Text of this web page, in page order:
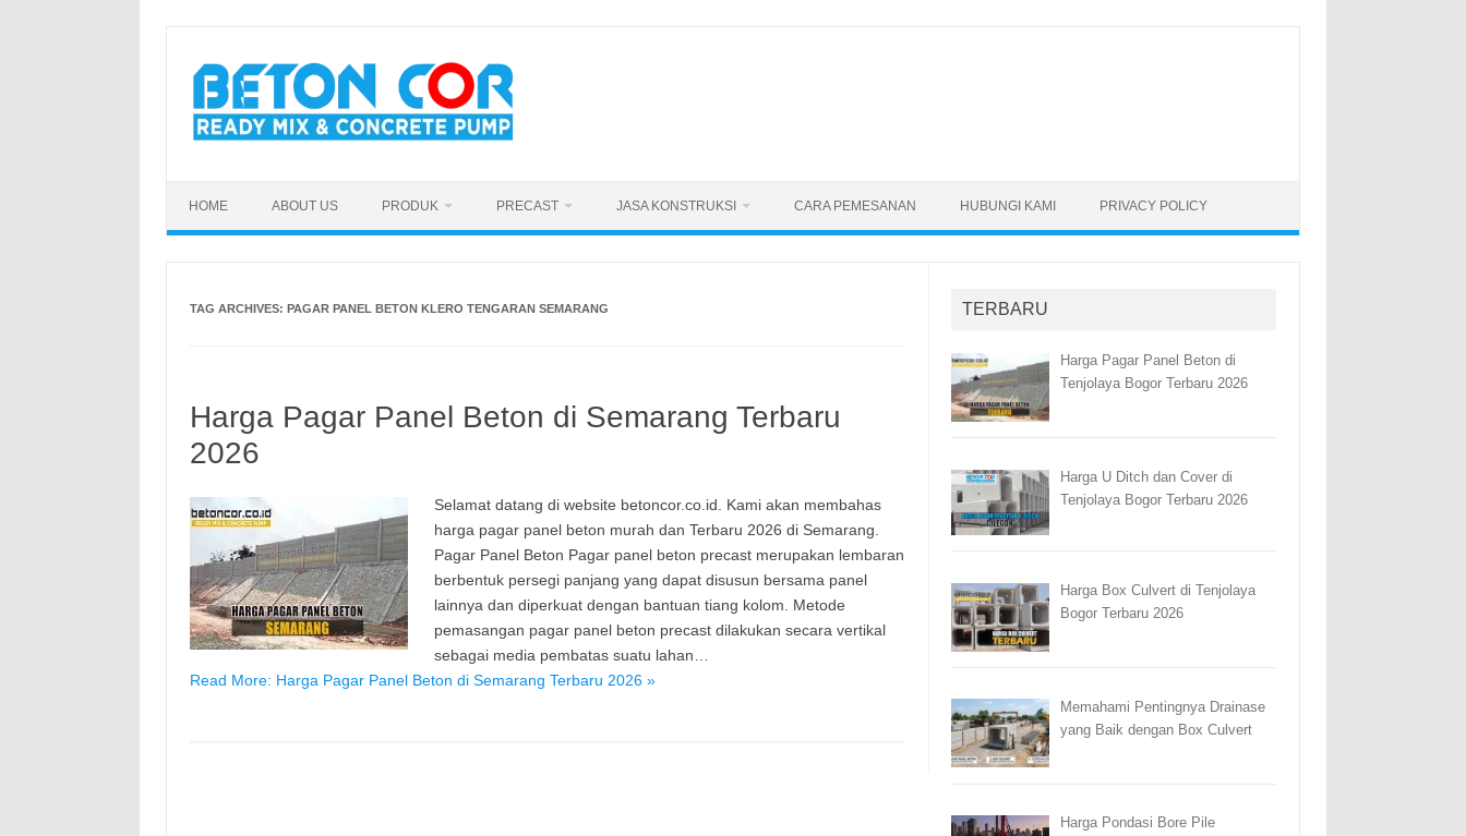
content
HOME ABOUT US PRODUK PRECAST JASA KONSTRUKSI CARA PEMESANAN HUBUNGI KAMI PRIVACY POLICY
TAG ARCHIVES: PAGAR PANEL BETON KLERO TENGARAN SEMARANG
Harga Pagar Panel Beton di Semarang Terbaru
2026
Selamat datang di website betoncor.co.id. Kami akan membahas
harga pagar panel beton murah dan Terbaru 2026 di Semarang.
Pagar Panel Beton Pagar panel beton precast merupakan lembaran
berbentuk persegi panjang yang dapat disusun bersama panel
lainnya dan diperkuat dengan bantuan tiang kolom. Metode
pemasangan pagar panel beton precast dilakukan secara vertikal
sebagai media pembatas suatu lahan…
Read More: Harga Pagar Panel Beton di Semarang Terbaru 2026 »
TERBARU
Harga Pagar Panel Beton di
Tenjolaya Bogor Terbaru 2026
Harga U Ditch dan Cover di
Tenjolaya Bogor Terbaru 2026
Harga Box Culvert di Tenjolaya
Bogor Terbaru 2026
Memahami Pentingnya Drainase
yang Baik dengan Box Culvert
Harga Pondasi Bore Pile